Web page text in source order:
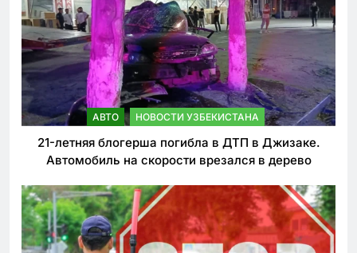
АВТО НОВОСТИ УЗБЕКИСТАНА
21-летняя блогерша погибла в ДТП в Джизаке.
Автомобиль на скорости врезался в дерево